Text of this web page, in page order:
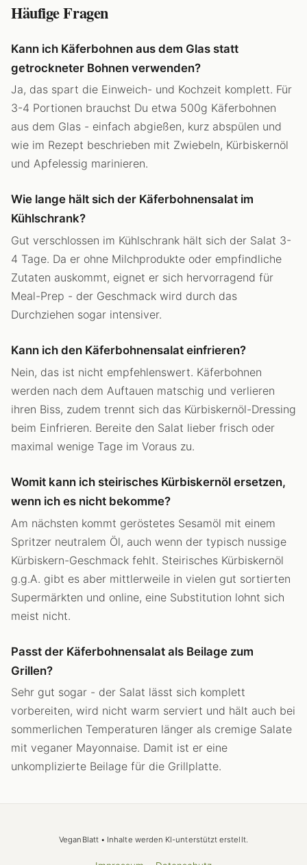
Häufige Fragen
Kann ich Käferbohnen aus dem Glas statt
getrockneter Bohnen verwenden?
Ja, das spart die Einweich- und Kochzeit komplett. Für
3-4 Portionen brauchst Du etwa 500g Käferbohnen
aus dem Glas - einfach abgießen, kurz abspülen und
wie im Rezept beschrieben mit Zwiebeln, Kürbiskernöl
und Apfelessig marinieren.
Wie lange hält sich der Käferbohnensalat im
Kühlschrank?
Gut verschlossen im Kühlschrank hält sich der Salat 3-
4 Tage. Da er ohne Milchprodukte oder empfindliche
Zutaten auskommt, eignet er sich hervorragend für
Meal-Prep - der Geschmack wird durch das
Durchziehen sogar intensiver.
Kann ich den Käferbohnensalat einfrieren?
Nein, das ist nicht empfehlenswert. Käferbohnen
werden nach dem Auftauen matschig und verlieren
ihren Biss, zudem trennt sich das Kürbiskernöl-Dressing
beim Einfrieren. Bereite den Salat lieber frisch oder
maximal wenige Tage im Voraus zu.
Womit kann ich steirisches Kürbiskernöl ersetzen,
wenn ich es nicht bekomme?
Am nächsten kommt geröstetes Sesamöl mit einem
Spritzer neutralem Öl, auch wenn der typisch nussige
Kürbiskern-Geschmack fehlt. Steirisches Kürbiskernöl
g.g.A. gibt es aber mittlerweile in vielen gut sortierten
Supermärkten und online, eine Substitution lohnt sich
meist nicht.
Passt der Käferbohnensalat als Beilage zum
Grillen?
Sehr gut sogar - der Salat lässt sich komplett
vorbereiten, wird nicht warm serviert und hält auch bei
sommerlichen Temperaturen länger als cremige Salate
mit veganer Mayonnaise. Damit ist er eine
unkomplizierte Beilage für die Grillplatte.
VeganBlatt • Inhalte werden KI-unterstützt erstellt.